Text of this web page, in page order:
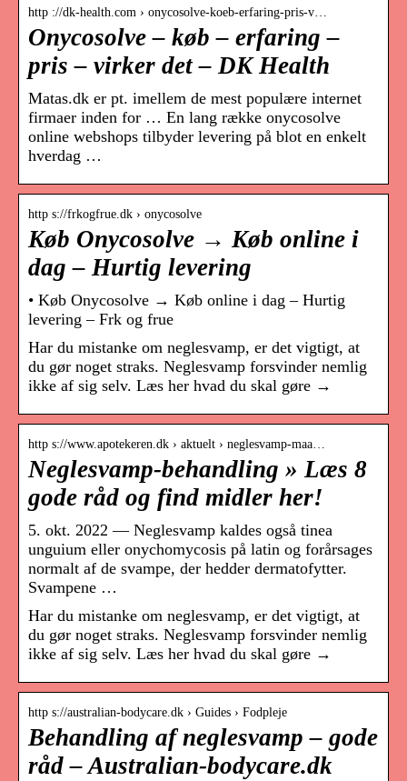
http ://dk-health.com › onycosolve-koeb-erfaring-pris-v…
Onycosolve – køb – erfaring –
pris – virker det – DK Health
Matas.dk er pt. imellem de mest populære internet
firmaer inden for … En lang række onycosolve
online webshops tilbyder levering på blot en enkelt
hverdag …
http s://frkogfrue.dk › onycosolve
Køb Onycosolve → Køb online i
dag – Hurtig levering
• Køb Onycosolve → Køb online i dag – Hurtig
levering – Frk og frue
Har du mistanke om neglesvamp, er det vigtigt, at
du gør noget straks. Neglesvamp forsvinder nemlig
ikke af sig selv. Læs her hvad du skal gøre →
http s://www.apotekeren.dk › aktuelt › neglesvamp-maa…
Neglesvamp-behandling » Læs 8
gode råd og find midler her!
5. okt. 2022 — Neglesvamp kaldes også tinea
unguium eller onychomycosis på latin og forårsages
normalt af de svampe, der hedder dermatofytter.
Svampene …
Har du mistanke om neglesvamp, er det vigtigt, at
du gør noget straks. Neglesvamp forsvinder nemlig
ikke af sig selv. Læs her hvad du skal gøre →
http s://australian-bodycare.dk › Guides › Fodpleje
Behandling af neglesvamp – gode
råd – Australian-bodycare.dk